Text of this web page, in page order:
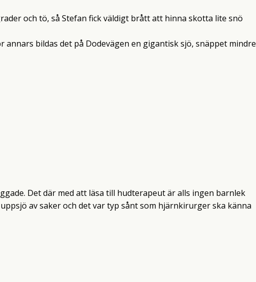
och tö, så Stefan fick väldigt brått att hinna skotta lite snö
bildas det på Dodevägen en gigantisk sjö, snäppet mindre
Det där med att läsa till hudterapeut är alls ingen barnlek
av saker och det var typ sånt som hjärnkirurger ska känna